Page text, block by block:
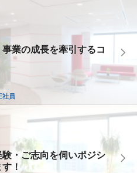
事業の成長を牽引するコ
社員
験・ご志向を伺いポジシ
す！